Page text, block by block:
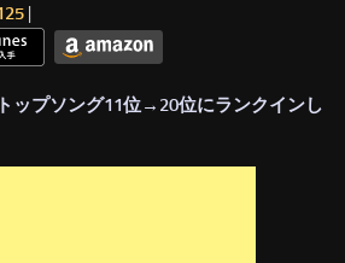
|
ップソング11位→20位にランクインし